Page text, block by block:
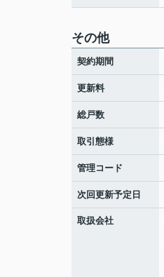
その他
契約期間
更新料
総戸数
取引態様
管理コード
次回更新予定日
取扱会社